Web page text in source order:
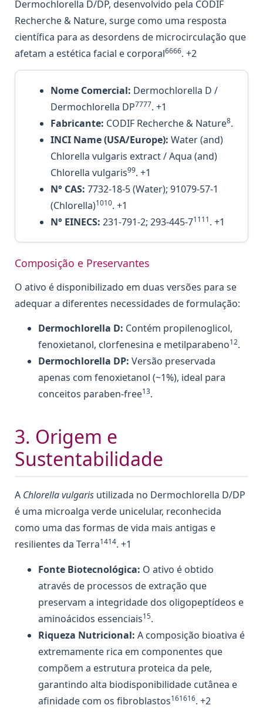
Dermochlorella D/DP, desenvolvido pela CODIF
Recherche & Nature, surge como uma resposta
científica para as desordens de microcirculação que
afetam a estética facial e corporal6666. +2
Nome Comercial: Dermochlorella D /
Dermochlorella DP7777. +1
Fabricante: CODIF Recherche & Nature8.
INCI Name (USA/Europe): Water (and)
Chlorella vulgaris extract / Aqua (and)
Chlorella vulgaris99. +1
N° CAS: 7732-18-5 (Water); 91079-57-1
(Chlorella)1010. +1
N° EINECS: 231-791-2; 293-445-71111. +1
Composição e Preservantes
O ativo é disponibilizado em duas versões para se
adequar a diferentes necessidades de formulação:
Dermochlorella D: Contém propilenoglicol,
fenoxietanol, clorfenesina e metilparabeno12.
Dermochlorella DP: Versão preservada
apenas com fenoxietanol (~1%), ideal para
conceitos paraben-free13.
3. Origem e
Sustentabilidade
A Chlorella vulgaris utilizada no Dermochlorella D/DP
é uma microalga verde unicelular, reconhecida
como uma das formas de vida mais antigas e
resilientes da Terra1414. +1
Fonte Biotecnológica: O ativo é obtido
através de processos de extração que
preservam a integridade dos oligopeptídeos e
aminoácidos essenciais15.
Riqueza Nutricional: A composição bioativa é
extremamente rica em componentes que
compõem a estrutura proteica da pele,
garantindo alta biodisponibilidade cutânea e
afinidade com os fibroblastos161616. +2